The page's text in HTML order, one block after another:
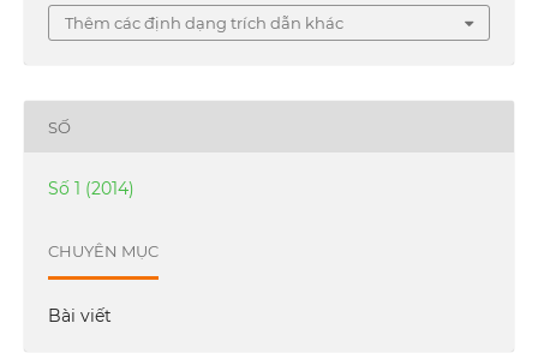
Thêm các định dạng trích dẫn khác
SỐ
Số 1 (2014)
CHUYÊN MỤC
Bài viết